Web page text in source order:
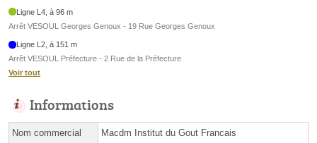
Ligne L4, à 96 m
Arrêt VESOUL Georges Genoux - 19 Rue Georges Genoux
Ligne L2, à 151 m
Arrêt VESOUL Préfecture - 2 Rue de la Préfecture
Voir tout
Informations
Nom commercial Macdm Institut du Gout Francais